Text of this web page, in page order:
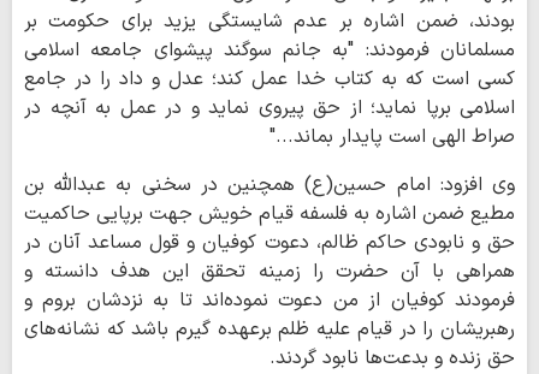
بودند، ضمن اشاره بر عدم شایستگی یزید برای حکومت بر
مسلمانان فرمودند: "به جانم سوگند پیشوای جامعه اسلامی
کسی است که به کتاب خدا عمل کند؛ عدل و داد را در جامع
اسلامی برپا نماید؛ از حق پیروی نماید و در عمل به آنچه در
صراط الهی است پایدار بماند..."
وی افزود: امام حسین(ع) همچنین در سخنی به عبدالله بن
مطیع ضمن اشاره به فلسفه قیام خویش جهت برپایی حاکمیت
حق و نابودی حاکم ظالم، دعوت کوفیان و قول مساعد آنان در
همراهی با آن حضرت را زمینه تحقق این هدف دانسته و
فرمودند کوفیان از من دعوت نموده‌اند تا به نزدشان بروم و
رهبریشان را در قیام علیه ظلم برعهده گیرم باشد که نشانه‌های
حق زنده و بدعت‌ها نابود گردند.